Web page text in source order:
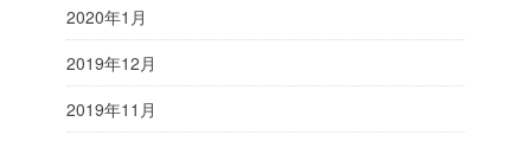
2020年1月
2019年12月
2019年11月